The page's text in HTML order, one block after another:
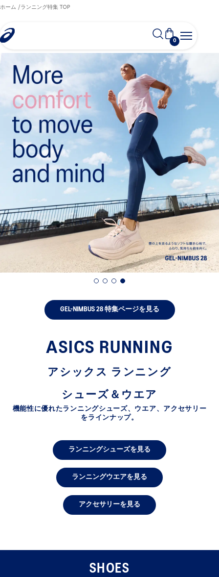
exclusive discounts and more with
Sign In | Create Account
0
ホーム ランニング特集 TOP
GEL-NIMBUS 28 特集ページを見る
ASICS RUNNING
アシックス ランニング
シューズ＆ウエア
機能性に優れたランニングシューズ、ウエア、アクセサリー
をラインナップ。
ランニングシューズを見る
ランニングウエアを見る
アクセサリーを見る
SHOES